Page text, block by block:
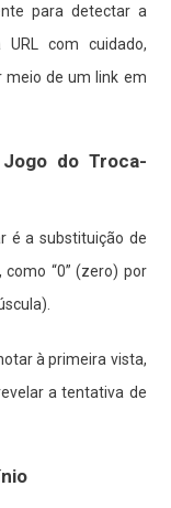
para detectar a
com cuidado,
meio de um link em
do Troca-
é a substituição de
“0” (zero) por
à primeira vista,
a tentativa de